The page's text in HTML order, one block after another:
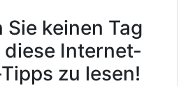
keinen Tag
diese Internet-
zu lesen!